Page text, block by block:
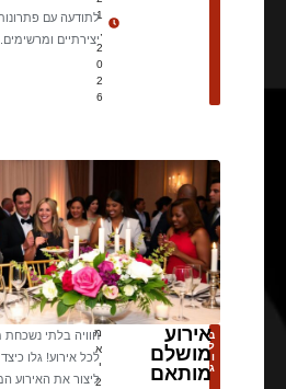
1
2
0
2
6
לתודעה עם
יצירתיים ומרשימים.
ב
ל
ו
ג
אירוע
מושלם
מותאם
מ
א
י
2
חוויה בלתי
לכל אירוע! גלו כיצד
ליצור את האירוע